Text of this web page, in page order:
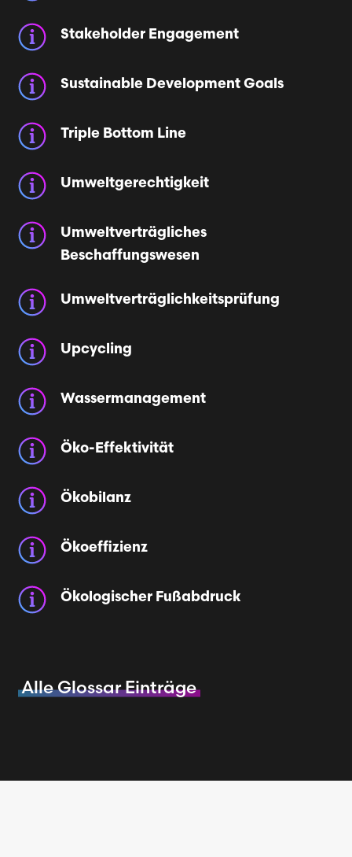
Stakeholder Engagement
Sustainable Development Goals
Triple Bottom Line
Umweltgerechtigkeit
Umweltverträgliches
Beschaffungswesen
Umweltverträg­lichkeitsprüfung
Upcycling
Wassermanagement
Öko-Effektivität
Ökobilanz
Ökoeffizienz
Ökologischer Fußabdruck
Alle Glossar Einträge